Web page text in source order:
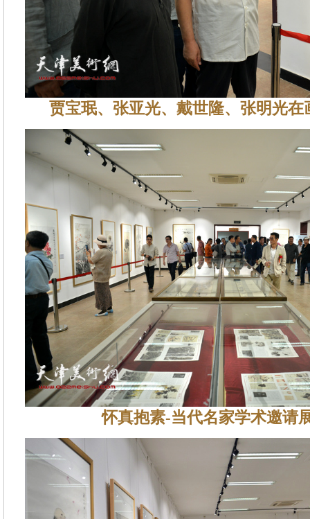
贾宝珉、张亚光、戴世隆、张明光在
怀真抱素-当代名家学术邀请